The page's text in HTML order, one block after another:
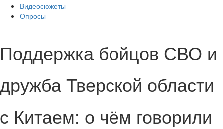
Видеосюжеты
Опросы
Поддержка бойцов СВО и
дружба Тверской области
с Китаем: о чём говорили